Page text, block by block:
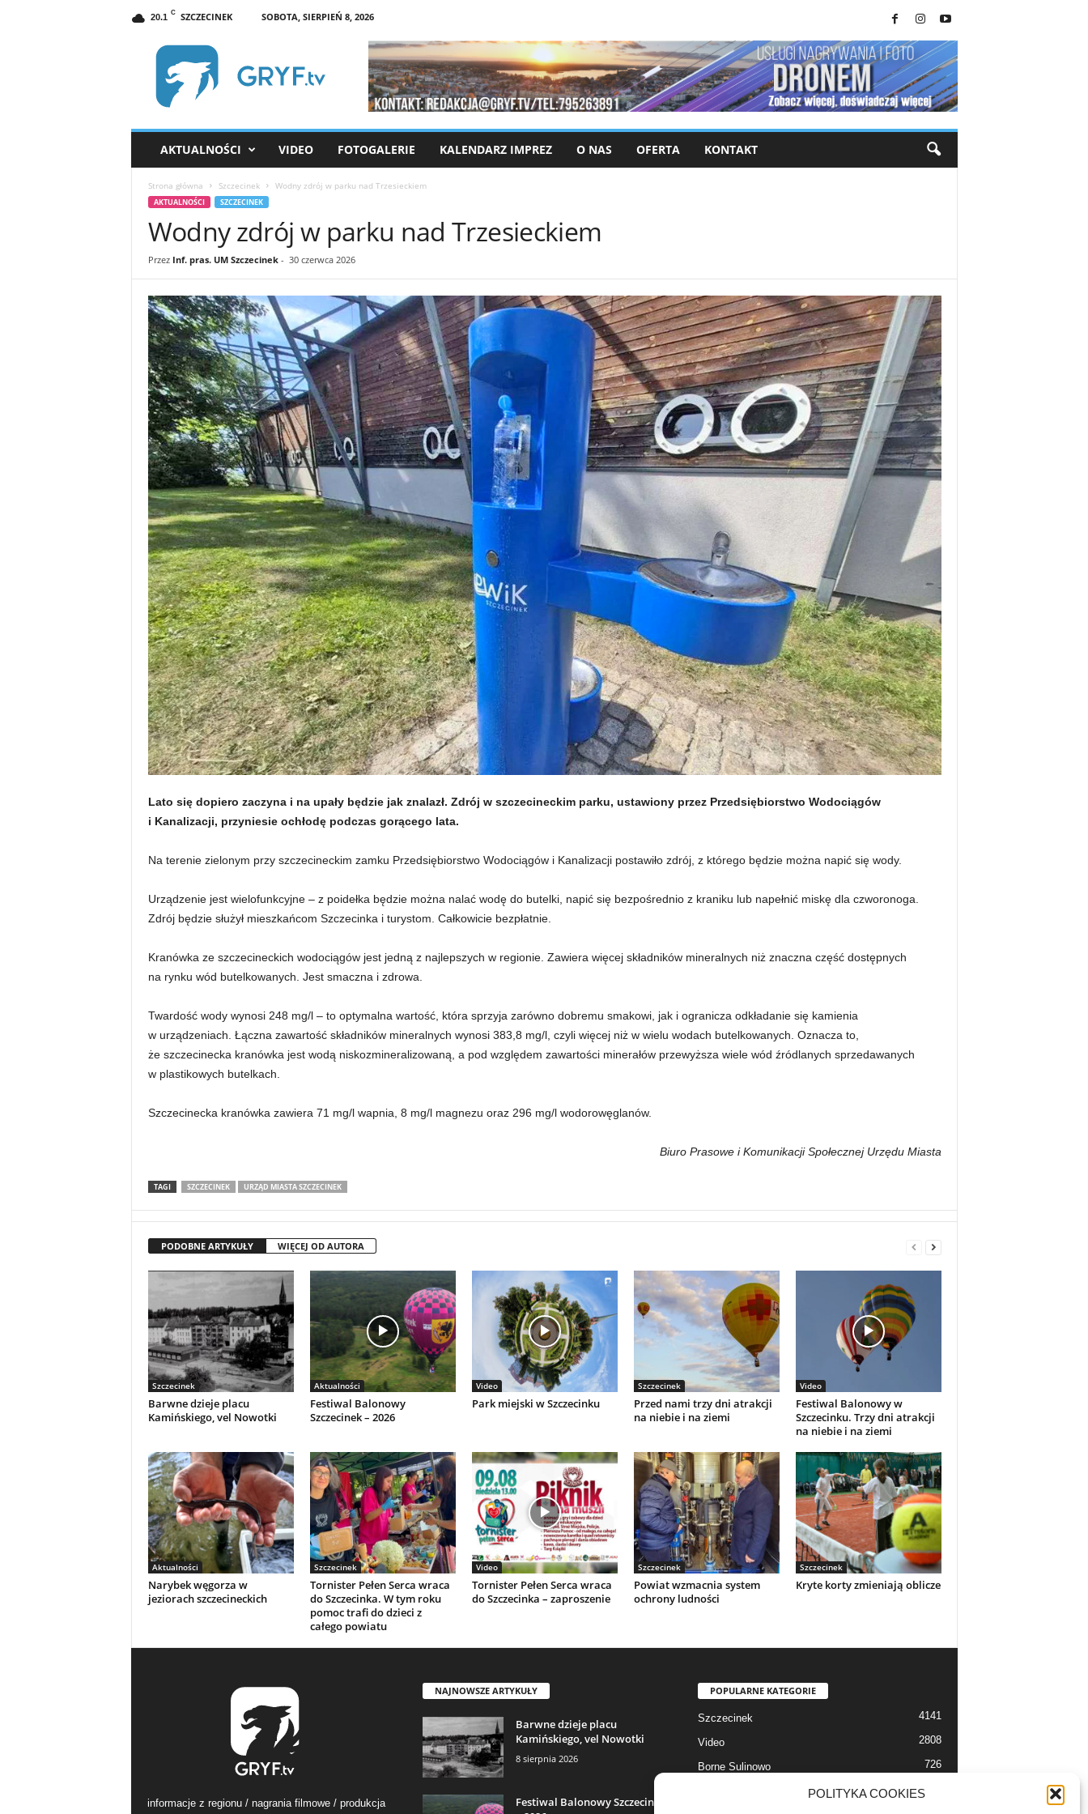
POLITYKA COOKIES
20.1 C SZCZECINEK
SOBOTA, SIERPIEŃ 8, 2026
n
AKTUALNOŚCI VIDEO FOTOGALERIE KALENDARZ IMPREZ O NAS OFERTA KONTAKT
Strona główna Szczecinek Wodny zdrój w parku nad Trzesieckiem
AKTUALNOŚCI SZCZECINEK
Wodny zdrój w parku nad Trzesieckiem
Przez Inf. pras. UM Szczecinek- 30 czerwca 2026
Lato się dopiero zaczyna i na upały będzie jak znalazł. Zdrój w szczecineckim parku, ustawiony przez Przedsiębiorstwo Wodociągów
i Kanalizacji, przyniesie ochłodę podczas gorącego lata.
Na terenie zielonym przy szczecineckim zamku Przedsiębiorstwo Wodociągów i Kanalizacji postawiło zdrój, z którego będzie można napić się wody.
Urządzenie jest wielofunkcyjne – z poidełka będzie można nalać wodę do butelki, napić się bezpośrednio z kraniku lub napełnić miskę dla czworonoga.
Zdrój będzie służył mieszkańcom Szczecinka i turystom. Całkowicie bezpłatnie.
Kranówka ze szczecineckich wodociągów jest jedną z najlepszych w regionie. Zawiera więcej składników mineralnych niż znaczna część dostępnych
na rynku wód butelkowanych. Jest smaczna i zdrowa.
Twardość wody wynosi 248 mg/l – to optymalna wartość, która sprzyja zarówno dobremu smakowi, jak i ogranicza odkładanie się kamienia
w urządzeniach. Łączna zawartość składników mineralnych wynosi 383,8 mg/l, czyli więcej niż w wielu wodach butelkowanych. Oznacza to,
że szczecinecka kranówka jest wodą niskozmineralizowaną, a pod względem zawartości minerałów przewyższa wiele wód źródlanych sprzedawanych
w plastikowych butelkach.
Szczecinecka kranówka zawiera 71 mg/l wapnia, 8 mg/l magnezu oraz 296 mg/l wodorowęglanów.
Biuro Prasowe i Komunikacji Społecznej Urzędu Miasta
TAGI SZCZECINEK URZĄD MIASTA SZCZECINEK
PODOBNE ARTYKUŁY WIĘCEJ OD AUTORA
Szczecinek
Barwne dzieje placu
Kamińskiego, vel Nowotki
Aktualności
Festiwal Balonowy
Szczecinek – 2026
Video
Park miejski w Szczecinku
Szczecinek
Przed nami trzy dni atrakcji
na niebie i na ziemi
Video
Festiwal Balonowy w
Szczecinku. Trzy dni atrakcji
na niebie i na ziemi
Aktualności
Narybek węgorza w
jeziorach szczecineckich
Szczecinek
Tornister Pełen Serca wraca
do Szczecinka. W tym roku
pomoc trafi do dzieci z
całego powiatu
Video
Tornister Pełen Serca wraca
do Szczecinka – zaproszenie
Szczecinek
Powiat wzmacnia system
ochrony ludności
Szczecinek
Kryte korty zmieniają oblicze
informacje z regionu / nagrania filmowe / produkcja
NAJNOWSZE ARTYKUŁY
Barwne dzieje placu
Kamińskiego, vel Nowotki
8 sierpnia 2026
Festiwal Balonowy Szczecinek
POPULARNE KATEGORIE
Szczecinek 4141
Video 2808
Borne Sulinowo 726
712